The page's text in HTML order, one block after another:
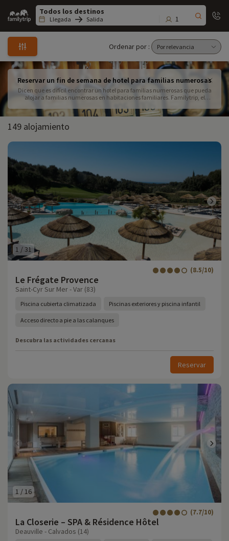
Family
trip
Llegada Salida 1
Ordenar por :
Reservar un fin de semana de hotel para familias numerosas
Dicen que es difícil encontrar un hotel para familias numerosas que pueda
alojar a familias numerosas en habitaciones familiares. Familytrip, el
adecuados para familias con niños, pequeños o mayores, durante un fin de
semana.
149 alojamiento
1 /31
Le Frégate Provence
(8.5/10)
Saint-Cyr Sur Mer - Var (83)
Piscina cubierta climatizada Piscinas exteriores y piscina infantil
Acceso directo a pie a las calanques
Descubra las actividades cercanas
Reservar
1 /16
La Closerie – SPA & Résidence Hôtel
(7.7/10)
Deauville - Calvados (14)